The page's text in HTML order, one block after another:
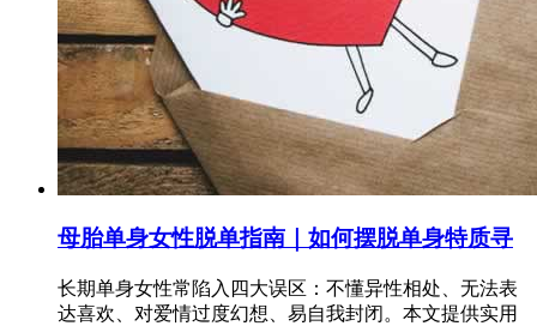
母胎单身女性脱单指南｜如何摆脱单身特质寻
长期单身女性常陷入四大误区：不懂异性相处、无法表
达喜欢、对爱情过度幻想、易自我封闭。本文提供实用